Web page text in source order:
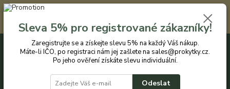
Registrovaným zákazníkům nabízíme slevu 5% na každý nákup. Máte-li
IČO, po registraci nám jej zašlete na sales@prokytky.cz. Po jeho ověření
získáte slevu individuální. Přejít na registraci →
CZK
+420 774 544 973 0ks
Sleva 5% pro registrované zákazníky!
Zaregistrujte se a získejte slevu 5% na každý Váš nákup.
Máte-li IČO, po registraci nám jej zašlete na sales@prokytky.cz.
Po jeho ověření získáte slevu individuální.
Odeslat